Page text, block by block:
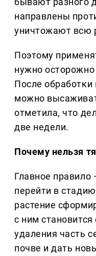
направлены
уничтожают всю
Поэтому
нужно осторожно
После обработки
можно
отметила, что
две недели.
Почему нельзя
Главное правило
перейти в
растение
с ним
удаления часть
почве и дать